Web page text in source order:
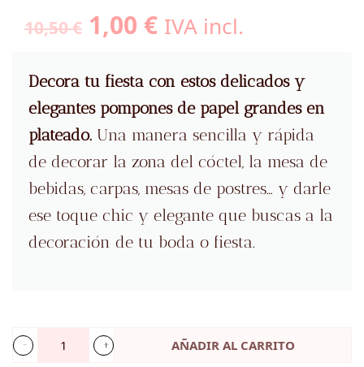
10,50€ El
precio
original
era:
10,50 €.
1,00 €El
actual
es:
1,00 €.
IVA incl.
Decora tu fiesta con estos delicados y
elegantes pompones de papel grandes en
plateado. Una manera sencilla y rápida
de decorar la zona del cóctel, la mesa de
bebidas, carpas, mesas de postres… y darle
ese toque chic y elegante que buscas a la
decoración de tu boda o fiesta.
3
AÑADIR AL CARRITO